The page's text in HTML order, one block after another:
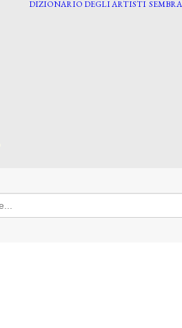
DIZIONARIO DEGLI ARTISTI